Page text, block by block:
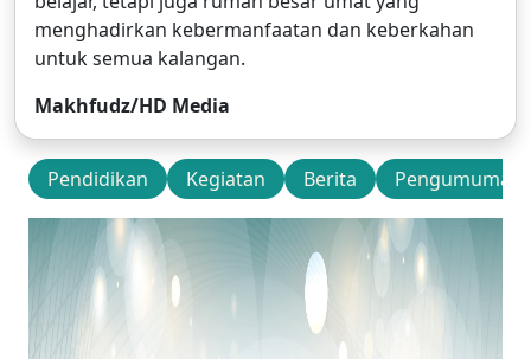
menghadirkan kebermanfaatan dan keberkahan
untuk semua kalangan.
Makhfudz/HD Media
Pendidikan Kegiatan Berita Pengumuman